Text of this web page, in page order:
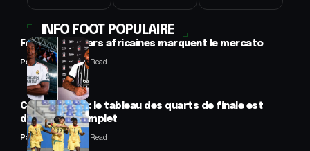
INFO FOOT POPULAIRE
Football : 2 stars africaines marquent le mercato
Panafrofoot2 Min Read
CAN féminine : le tableau des quarts de finale est
désormais complet
Panafrofoot2 Min Read